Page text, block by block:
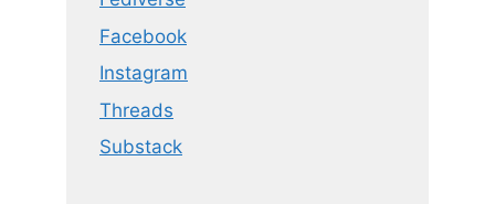
Facebook
Instagram
Threads
Substack